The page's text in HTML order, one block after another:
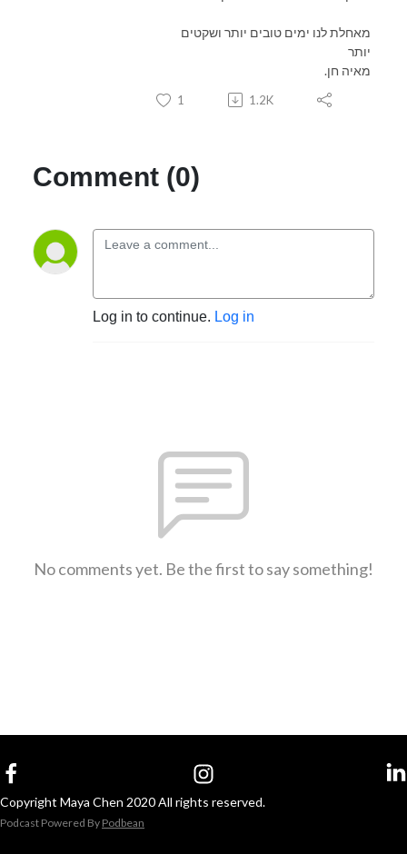
מאחלת לנו ימים טובים יותר ושקטים
יותר
מאיה חן.
1 1.2K
Comment (0)
Log in to continue. Log in
No comments yet. Be the first to say something!
Copyright Maya Chen 2020 All rights reserved.
Podcast Powered By Podbean